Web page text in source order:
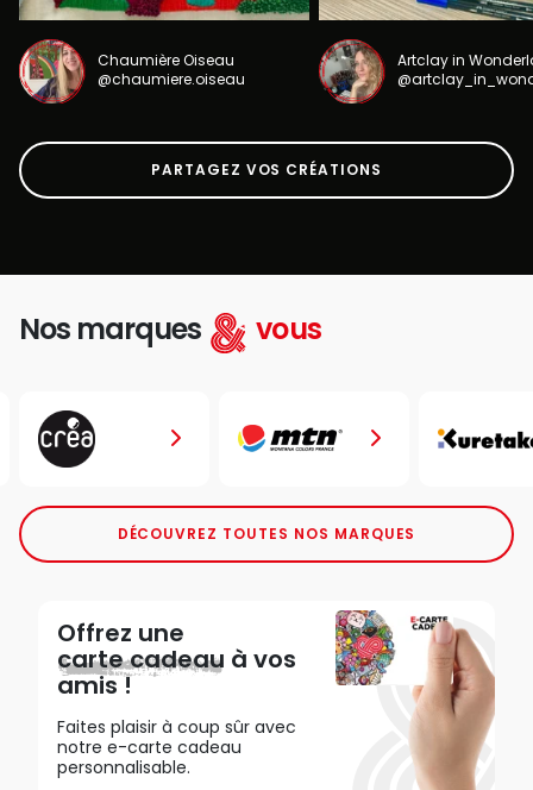
Chaumière Oiseau
@chaumiere.oiseau
Artclay in
PARTAGEZ VOS CRÉATIONS
Nos marques vous
DÉCOUVREZ TOUTES NOS MARQUES
Offrez une
carte cadeau à vos
amis !
Faites plaisir à coup sûr avec
notre e-carte cadeau
personnalisable.